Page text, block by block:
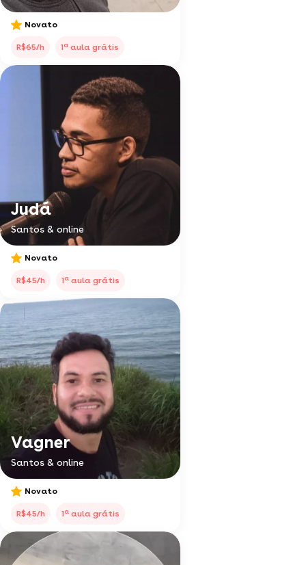
Novato
R$65/h 1a aula grátis
Judá
Santos & online
Novato
R$45/h 1a aula grátis
Vagner
Santos & online
Novato
R$45/h 1a aula grátis